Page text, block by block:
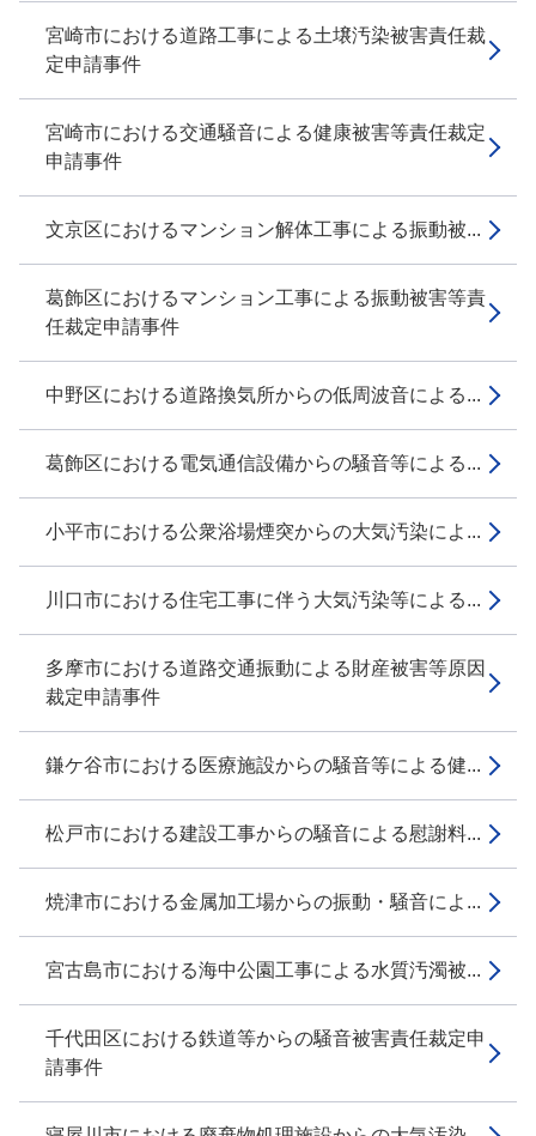
宮崎市における道路工事による土壌汚染被害責任裁
定申請事件
宮崎市における交通騒音による健康被害等責任裁定
申請事件
文京区におけるマンション解体工事による振動被...
葛飾区におけるマンション工事による振動被害等責
任裁定申請事件
中野区における道路換気所からの低周波音による...
葛飾区における電気通信設備からの騒音等による...
小平市における公衆浴場煙突からの大気汚染によ...
川口市における住宅工事に伴う大気汚染等による...
多摩市における道路交通振動による財産被害等原因
裁定申請事件
鎌ケ谷市における医療施設からの騒音等による健...
松戸市における建設工事からの騒音による慰謝料...
焼津市における金属加工場からの振動・騒音によ...
宮古島市における海中公園工事による水質汚濁被...
千代田区における鉄道等からの騒音被害責任裁定申
請事件